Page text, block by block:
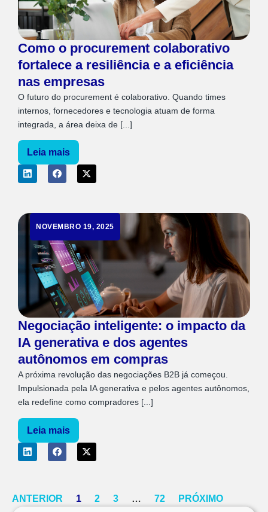
Como o procurement colaborativo
fortalece a resiliência e a eficiência
nas empresas
O futuro do procurement é colaborativo. Quando times
internos, fornecedores e tecnologia atuam de forma
integrada, a área deixa de [...]
Leia mais
NOVEMBRO 19, 2025
Negociação inteligente: o impacto da
IA generativa e dos agentes
autônomos em compras
A próxima revolução das negociações B2B já começou.
Impulsionada pela IA generativa e pelos agentes autônomos,
ela redefine como compradores [...]
Leia mais
ANTERIOR 1 2 3 … 72 PRÓXIMO